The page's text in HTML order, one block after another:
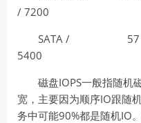
/ 7200
SATA /
5400
57
磁盘IOPS一般指随机
宽，主要因为顺序IO跟随
务中可能90%都是随机IO